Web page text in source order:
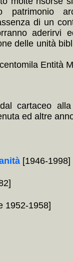
patrimonio
di un
aderirvi
delle unità
Entità
cartaceo
ed altre
[1946-1998]
1952-1958]